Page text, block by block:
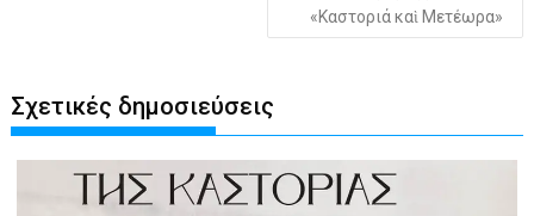
«Καστοριά καὶ Μετέωρα»
Σχετικές δημοσιεύσεις